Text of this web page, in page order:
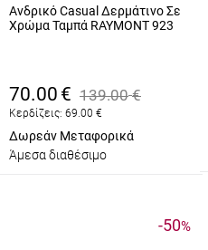
Ανδρικό Casual Δερμάτινο Σε
Χρώμα Ταμπά RAYMONT 923
70.00 € 139.00 €
Κερδίζεις: 69.00 €
Δωρεάν Μεταφορικά
Άμεσα διαθέσιμο
-50%